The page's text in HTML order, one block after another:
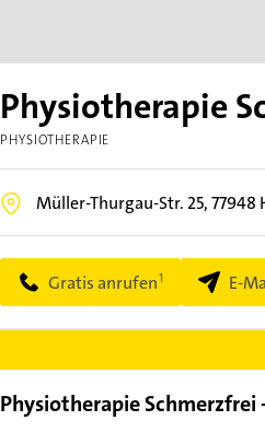
Physiotherapie
PHYSIOTHERAPIE
Müller-Thurgau-Str. 25,77948
Gratis anrufen E-
Physiotherapie Schmerzfrei